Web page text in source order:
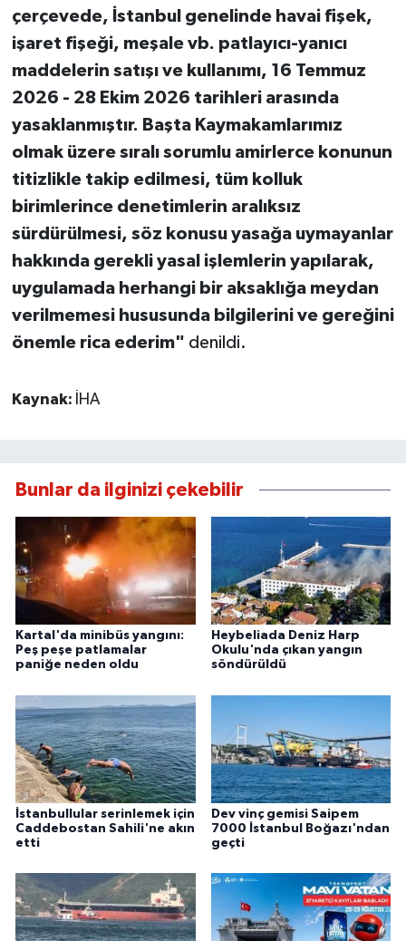
çerçevede, İstanbul genelinde havai fişek,
işaret fişeği, meşale vb. patlayıcı-yanıcı
maddelerin satışı ve kullanımı, 16 Temmuz
2026 - 28 Ekim 2026 tarihleri arasında
yasaklanmıştır. Başta Kaymakamlarımız
olmak üzere sıralı sorumlu amirlerce konunun
titizlikle takip edilmesi, tüm kolluk
birimlerince denetimlerin aralıksız
sürdürülmesi, söz konusu yasağa uymayanlar
hakkında gerekli yasal işlemlerin yapılarak,
uygulamada herhangi bir aksaklığa meydan
verilmemesi hususunda bilgilerini ve gereğini
önemle rica ederim" denildi.
Kaynak: İHA
Bunlar da ilginizi çekebilir
Kartal'da minibüs yangını:
Peş peşe patlamalar
paniğe neden oldu
Heybeliada Deniz Harp
Okulu'nda çıkan yangın
söndürüldü
İstanbullular serinlemek için
Caddebostan Sahili'ne akın
etti
Dev vinç gemisi Saipem
7000 İstanbul Boğazı'ndan
geçti